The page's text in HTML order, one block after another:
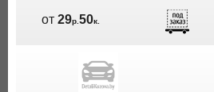
от29р.50к.